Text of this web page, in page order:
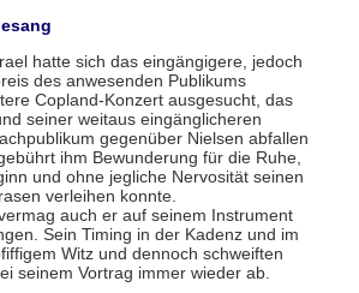
hatte sich das eingängigere, jedoch
des anwesenden Publikums
Copland-Konzert ausgesucht, das
seiner weitaus eingänglicheren
gegenüber Nielsen abfallen
ihm Bewunderung für die Ruhe,
und ohne jegliche Nervosität seinen
verleihen konnte.
auch er auf seinem Instrument
Sein Timing in der Kadenz und im
Witz und dennoch schweiften
seinem Vortrag immer wieder ab.